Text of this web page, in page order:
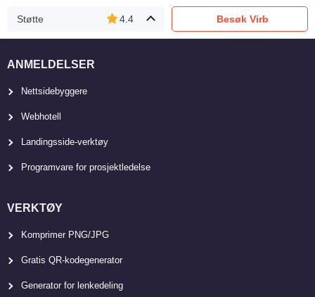
Støtte 4.4 Besøk Virb
ANMELDELSER
Nettsidebyggere
Webhotell
Landingsside-verktøy
Programvare for prosjektledelse
VERKTØY
Komprimer PNG/JPG
Gratis QR-kodegenerator
Generator for lenkedeling